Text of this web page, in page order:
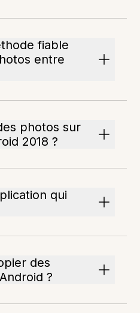
fiable
entre
photos sur
2018 ?
qui
des
?